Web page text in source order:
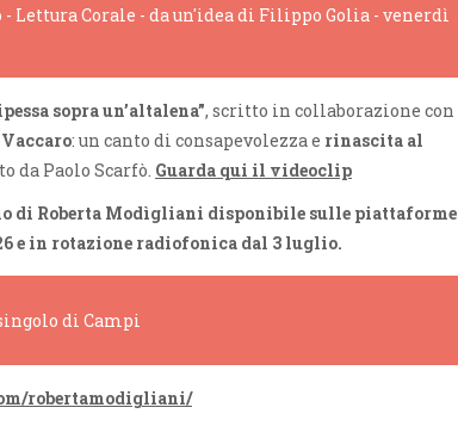
Lettura Corale - da un'idea di Filippo Golia - venerdì
sopra un’altalena”, scritto in collaborazione con
: un canto di consapevolezza e rinascita al
da Paolo Scarfò. Guarda qui il videoclip
di Roberta Modìgliani disponibile sulle piattaforme
e in rotazione radiofonica dal 3 luglio.
di Campi
robertamodigliani/